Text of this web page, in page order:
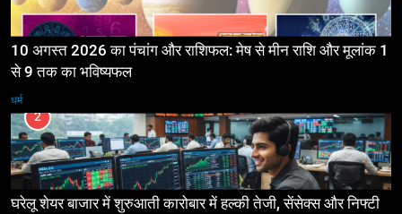
10 अगस्त 2026 का पंचांग और राशिफल: मेष से मीन राशि और मूलांक 1
से 9 तक का भविष्यफल
धर्म
2
घरेलू शेयर बाजार में शुरुआती कारोबार में हल्की तेजी, सेंसेक्स और निफ्टी